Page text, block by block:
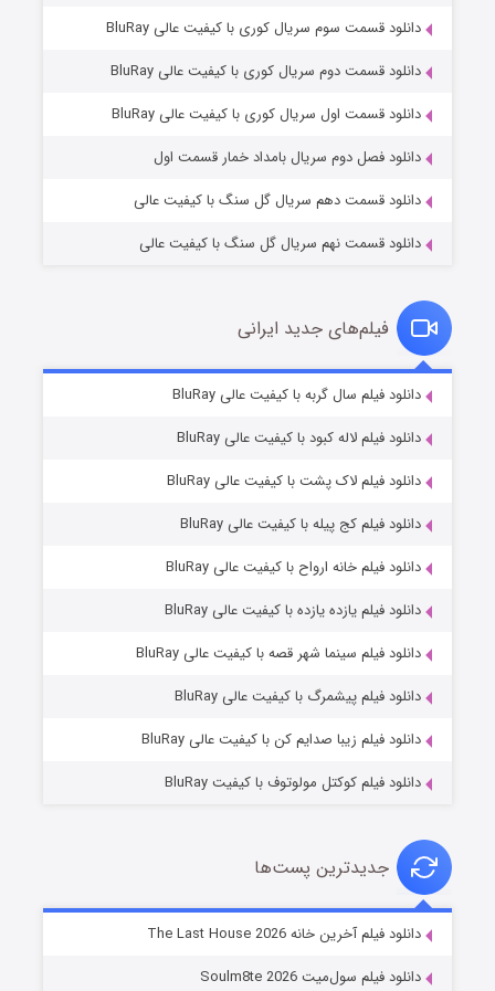
مردگان متحرک: شهر مرده ۳
قسمت۲ (زیرنویس) منتشر شد
قسمت۷ (زیرنویس) منتشر شد
خاندان اژدها فصل ۳
دانلود قسمت سوم سریال کوری با کیفیت عالی BluRay
دانلود قسمت دوم سریال کوری با کیفیت عالی BluRay
دانلود قسمت اول سریال کوری با کیفیت عالی BluRay
دانلود فصل دوم سریال بامداد خمار قسمت اول
دانلود قسمت دهم سریال گل سنگ با کیفیت عالی
دانلود قسمت نهم سریال گل سنگ با کیفیت عالی
فیلم‌های جدید ایرانی
دانلود فیلم سال گربه با کیفیت عالی BluRay
دانلود فیلم لاله کبود با کیفیت عالی BluRay
دانلود فیلم لاک پشت با کیفیت عالی BluRay
دانلود فیلم کج‌ پیله با کیفیت عالی BluRay
دانلود فیلم خانه ارواح با کیفیت عالی BluRay
دانلود فیلم یازده یازده با کیفیت عالی BluRay
دانلود فیلم سینما شهر قصه با کیفیت عالی BluRay
دانلود فیلم پیشمرگ با کیفیت عالی BluRay
دانلود فیلم زیبا صدایم کن با کیفیت عالی BluRay
دانلود فیلم کوکتل مولوتوف با کیفیت BluRay
جدیدترین پست‌ها
دانلود فیلم آخرین خانه The Last House 2026
دانلود فیلم سول‌میت Soulm8te 2026